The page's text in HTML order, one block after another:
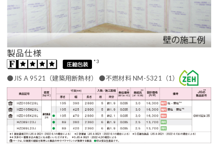
製品仕様
*3
●JIS A 9521（建築用断熱材） ●不燃材料 NM-5321（1）